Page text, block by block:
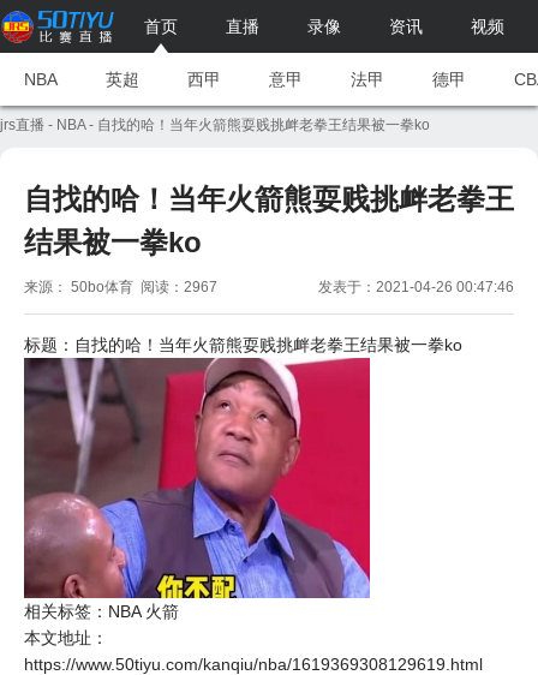
首页 直播 录像 资讯 视频
NBA 英超 西甲 意甲 法甲 德甲
jrs直播 - NBA- 自找的哈！当年火箭熊耍贱挑衅老拳王结果被一拳ko
自找的哈！当年火箭熊耍贱挑衅老拳王
结果被一拳ko
来源： 50bo体育 阅读：2967 发表于：2021-04-26 00:47:46
标题：自找的哈！当年火箭熊耍贱挑衅老拳王结果被一拳ko
相关标签： NBA 火箭
本文地址：
https://www.50tiyu.com/kanqiu/nba/1619369308129619.html